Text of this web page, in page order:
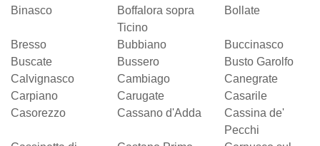
Binasco
Boffalora sopra
Ticino
Bollate
Bresso Bubbiano
Buccinasco
Buscate
Bussero
Busto Garolfo
Calvignasco
Cambiago
Canegrate
Carpiano
Carugate
Casarile
Casorezzo
Cassano d'Adda
Cassina de'
Pecchi